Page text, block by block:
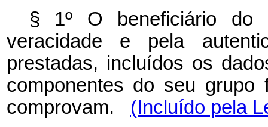
§ 1º O beneficiário do
veracidade e pela
prestadas, incluídos os
componentes do seu
comprovam.
(Incluído pela